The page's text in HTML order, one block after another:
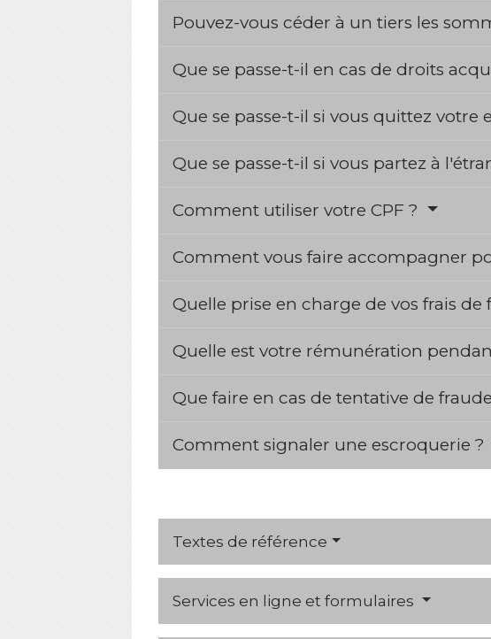
Pouvez-vous céder à un tiers les
Que se passe-t-il en cas de droits
Que se passe-t-il si vous quittez votre
Que se passe-t-il si vous partez à
Comment utiliser votre CPF ?
Comment vous faire accompagner
Quelle prise en charge de vos frais
Quelle est votre rémunération
Que faire en cas de tentative de
Comment signaler une escroquerie ?
Textes de référence
Services en ligne et formulaires